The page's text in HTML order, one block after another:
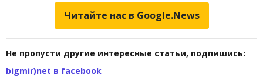
Читайте нас в Google.News
Не пропусти другие интересные статьи, подпишись:
bigmir)net в facebook